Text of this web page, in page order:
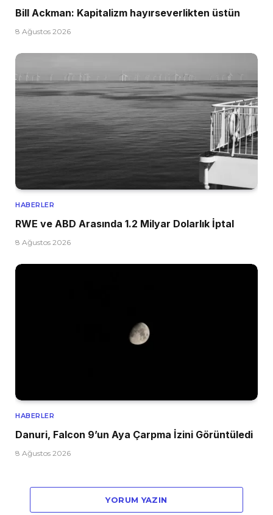
Bill Ackman: Kapitalizm hayırseverlikten üstün
8 Ağustos 2026
HABERLER
RWE ve ABD Arasında 1.2 Milyar Dolarlık İptal
8 Ağustos 2026
HABERLER
Danuri, Falcon 9’un Aya Çarpma İzini Görüntüledi
8 Ağustos 2026
YORUM YAZIN